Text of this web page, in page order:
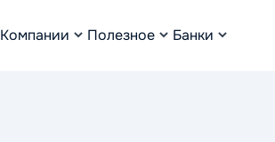
Компании Полезное Банки